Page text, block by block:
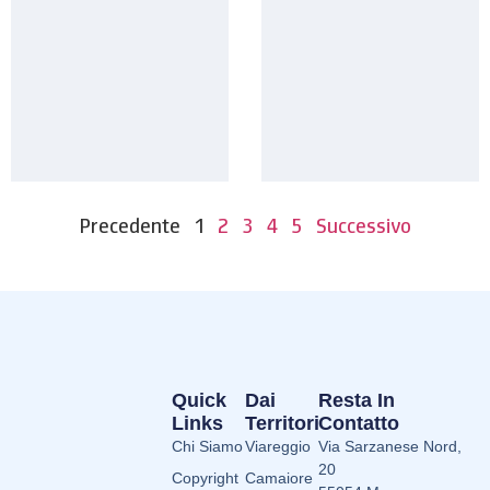
Precedente 1 2 3 4 5 Successivo
Dai
Territori
Viareggio
Camaiore
Quick
Links
Chi Siamo
Copyright
Resta In
Contatto
Via Sarzanese Nord,
20